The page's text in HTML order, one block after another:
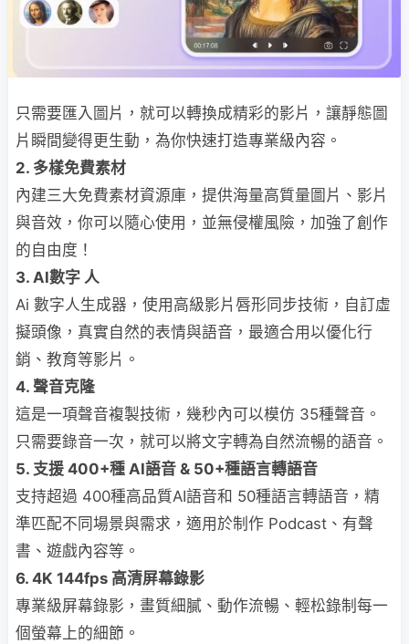
只需要匯入圖片，就可以轉換成精彩的影片，讓靜態圖
片瞬間變得更生動，為你快速打造專業級內容。
2. 多樣免費素材
內建三大免費素材資源庫，提供海量高質量圖片、影片
與音效，你可以隨心使用，並無侵權風險，加強了創作
的自由度！
3. AI數字 人
Ai 數字人生成器，使用高級影片唇形同步技術，自訂虛
擬頭像，真實自然的表情與語音，最適合用以優化行
銷、教育等影片。
4. 聲音克隆
這是一項聲音複製技術，幾秒內可以模仿 35種聲音。
只需要錄音一次，就可以將文字轉為自然流暢的語音。
5. 支援 400+種 AI語音 & 50+種語言轉語音
支持超過 400種高品質AI語音和 50種語言轉語音，精
準匹配不同場景與需求，適用於制作 Podcast、有聲
書、遊戲內容等。
6. 4K 144fps 高清屏幕錄影
專業級屏幕錄影，畫質細膩、動作流暢、輕松錄制每一
個螢幕上的細節。